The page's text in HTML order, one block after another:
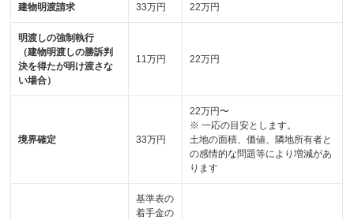
建物明渡請求 33万円 22万円
明渡しの強制執行
（建物明渡しの勝訴判
決を得たが明け渡さな
い場合）
11万円 22万円
境界確定 33万円
22万円〜
※ 一応の目安とします。
土地の面積、価値、隣地所有者と
の感情的な問題等により増減があ
ります
基準表の
着手金の